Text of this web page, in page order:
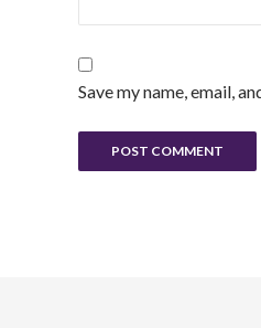
Save my name, email,